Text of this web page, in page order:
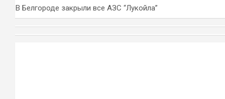
В Белгороде закрыли все АЗС “Лукойла”